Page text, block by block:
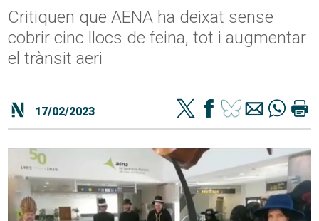
Critiquen que AENA ha deixat sense
cobrir cinc llocs de feina, tot i augmentar
el trànsit aeri
17/02/2023